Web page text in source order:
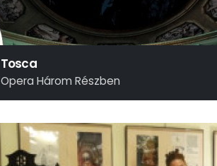
Tosca
Opera Három Részben
Giacomo Puccini